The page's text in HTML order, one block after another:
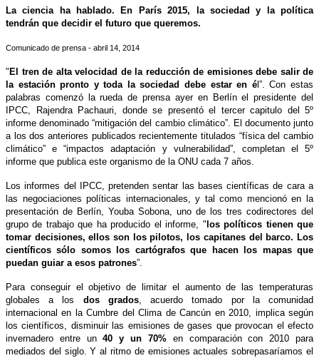
La ciencia ha hablado. En París 2015, la sociedad y la política
tendrán que decidir el futuro que queremos.
Comunicado de prensa - abril 14, 2014
" El tren de alta velocidad de la reducción de emisiones debe salir de
la estación pronto y toda la sociedad debe estar en él”. Con estas
palabras comenzó la rueda de prensa ayer en Berlín el presidente del
IPCC, Rajendra Pachauri, donde se presentó el tercer capitulo del 5º
informe denominado “mitigación del cambio climático”. El documento junto
a los dos anteriores publicados recientemente titulados “física del cambio
climático” e “impactos adaptación y vulnerabilidad”, completan el 5º
informe que publica este organismo de la ONU cada 7 años.
Los informes del IPCC, pretenden sentar las bases científicas de cara a
las negociaciones políticas internacionales, y tal como mencionó en la
presentación de Berlín, Youba Sobona, uno de los tres codirectores del
grupo de trabajo que ha producido el informe, " los políticos tienen que
tomar decisiones, ellos son los pilotos, los capitanes del barco. Los
científicos sólo somos los cartógrafos que hacen los mapas que
puedan guiar a esos patrones”.
Para conseguir el objetivo de limitar el aumento de las temperaturas
globales a los dos grados, acuerdo tomado por la comunidad
internacional en la Cumbre del Clima de Cancún en 2010, implica según
los científicos, disminuir las emisiones de gases que provocan el efecto
invernadero entre un40 y un 70%en comparación con 2010 para
mediados del siglo. Y al ritmo de emisiones actuales sobrepasaríamos el